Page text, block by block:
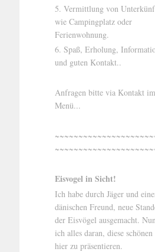
5. Vermittlung von
wie Campingplatz oder
Ferienwohnung.
6. Spaß, Erholung,
und guten Kontakt..
Anfragen bitte via Kontakt im
Menü...
Eisvogel in Sicht!
Ich habe durch Jäger und
dänischen Freund, neue
der Eisvögel ausgemacht.
ich alles daran, diese
hier zu präsentieren.